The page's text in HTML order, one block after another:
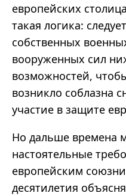
европейских
такая логика:
собственных
вооруженных сил
возможностей,
возникло соблазна
участие в защите
Но дальше времена
настоятельные
европейским
десятилетия